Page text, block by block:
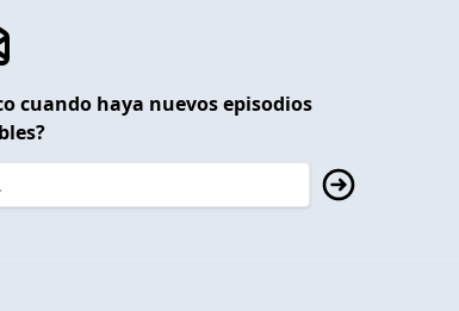
cuando haya nuevos episodios